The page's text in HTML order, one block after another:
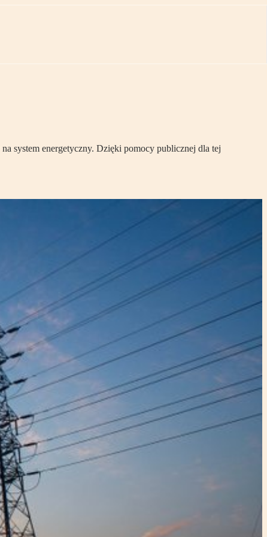
system energetyczny. Dzięki pomocy publicznej dla tej